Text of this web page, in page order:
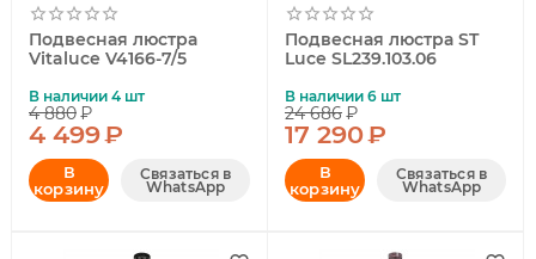
Подвесная люстра
Vitaluce V4166-7/5
В наличии 4 шт
4 880₽
4 499₽
В
корзину
Связаться в
WhatsApp
Подвесная люстра ST
Luce SL239.103.06
В наличии 6 шт
24 686₽
17 290₽
В
корзину
Связаться в
WhatsApp